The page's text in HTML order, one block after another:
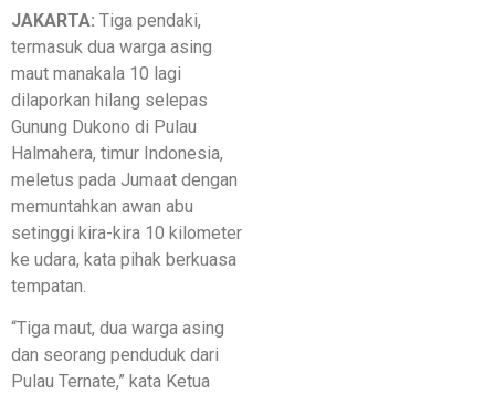
JAKARTA: Tiga pendaki,
termasuk dua warga asing
maut manakala 10 lagi
dilaporkan hilang selepas
Gunung Dukono di Pulau
Halmahera, timur Indonesia,
meletus pada Jumaat dengan
memuntahkan awan abu
setinggi kira-kira 10 kilometer
ke udara, kata pihak berkuasa
tempatan.
“Tiga maut, dua warga asing
dan seorang penduduk dari
Pulau Ternate,” kata Ketua